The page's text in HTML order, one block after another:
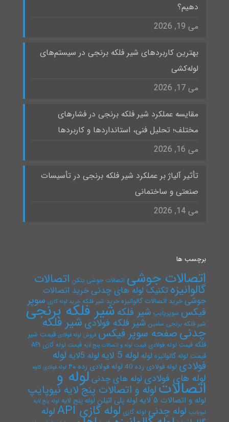
دهیم؟
می 19, 2026
بهترین کاربردهای شیر فلکه برنجی در سیستم‌های
لوله‌کشی
می 17, 2026
مقایسه عملکرد شیر فلکه برنجی در فشارهای
مختلف؛ تحلیل فنی، استانداردها و کاربردها
می 16, 2026
تأثیر آلیاژ بر عملکرد شیر فلکه برنجی در تأسیسات
صنعتی و ساختمانی
می 14, 2026
برچسب ها
اتصالات جوشی اتصالات جوشی بنکن اتصالات
گالوانیزهتکنیک لوله های چدنیخرید اتصالات
جوشیخرید اتصالات گالوانیزه خرید شیر فلکه خرید لوله گازی سوپر
فیکس سوپرپایپ شیر فلکه شیر فلکه برنجی
شیر فلکه برنجی سامین شیر فلکه فولادی شیر فلکه
چدنیصفحه سوپر فیکس فروش لوله فولادی قیمت شیر
فلکه قیمت لوله فولادی قیمت لوله و اتصالات پنج لایه قیمت لوله گازی API
قیمت لوله گالوانیزه لوله لوله 5 لایه لوله 5لایه لوله
فولادی لوله فولادی رده 40 لوله فولادی رده ۴۰ لوله فولادی کاوه
لوله های فولادی لوله های چدنی لوله و اتصالاتلوله و اتصالات پنج لایه نیوپایپ
لوله و اتصالات ۵ لایه لوله پلی اتیلن لوله پنج لایه لوله پنج لایه
نیوپایپ لوله چدنی لوله گازی لوله گازی API لوله